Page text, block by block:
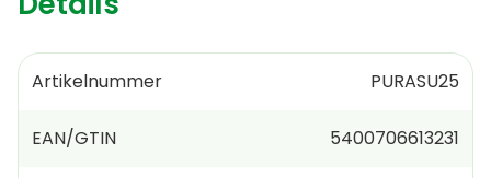
Artikelnummer PURASU25
EAN/GTIN 5400706613231